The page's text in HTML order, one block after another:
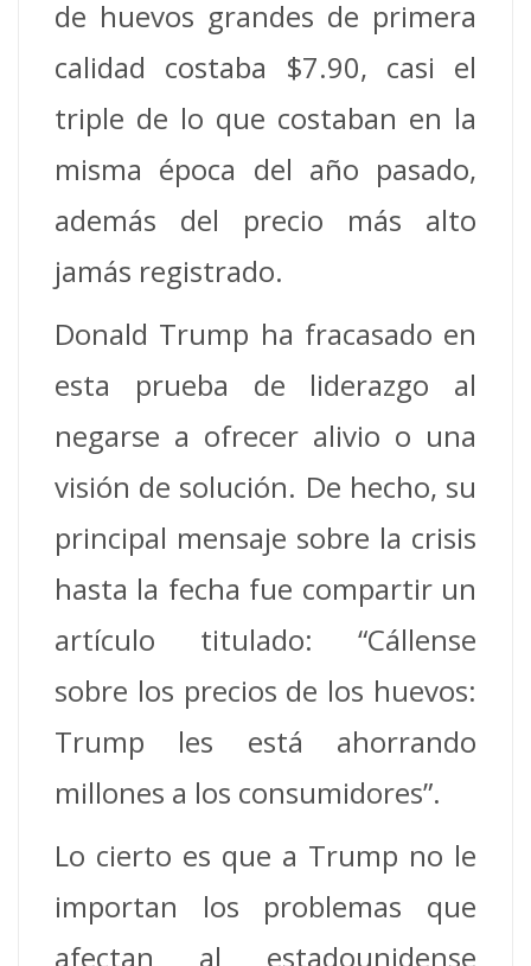
de huevos grandes de primera
calidad costaba $7.90, casi el
triple de lo que costaban en la
misma época del año pasado,
además del precio más alto
jamás registrado.
Donald Trump ha fracasado en
esta prueba de liderazgo al
negarse a ofrecer alivio o una
visión de solución. De hecho, su
principal mensaje sobre la crisis
hasta la fecha fue compartir un
artículo titulado: “Cállense
sobre los precios de los huevos:
Trump les está ahorrando
millones a los consumidores”.
Lo cierto es que a Trump no le
importan los problemas que
afectan al estadounidense